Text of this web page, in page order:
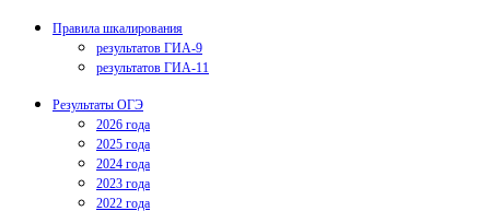
Правила шкалирования
результатов ГИА-9
результатов ГИА-11
Результаты ОГЭ
2026 года
2025 года
2024 года
2023 года
2022 года